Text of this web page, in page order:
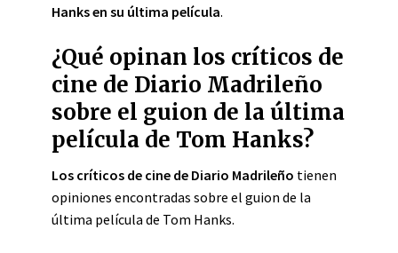
Hanks en su última película.
¿Qué opinan los críticos de
cine de Diario Madrileño
sobre el guion de la última
película de Tom Hanks?
Los críticos de cine de Diario Madrileño tienen
opiniones encontradas sobre el guion de la
última película de Tom Hanks.